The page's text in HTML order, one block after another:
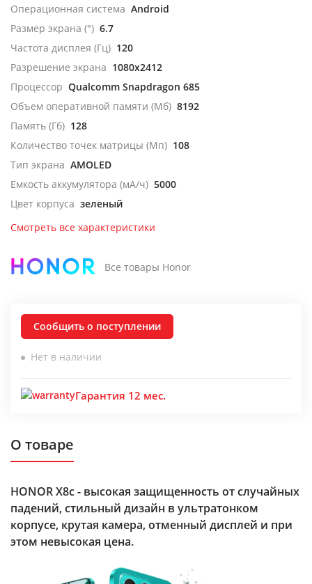
Операционная система Android
Размер экрана (") 6.7
Частота дисплея (Гц) 120
Разрешение экрана 1080x2412
Процессор Qualcomm Snapdragon 685
Объем оперативной памяти (Мб) 8192
Память (Гб) 128
Количество точек матрицы (Мп) 108
Тип экрана AMOLED
Емкость аккумулятора (мА/ч) 5000
Цвет корпуса зеленый
Смотреть все характеристики
Все товары Honor
Сообщить о поступлении
Нет в наличии
Гарантия 12 мес.
О товаре
HONOR X8c - высокая защищенность от случайных
падений, стильный дизайн в ультратонком
корпусе, крутая камера, отменный дисплей и при
этом невысокая цена.